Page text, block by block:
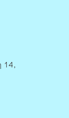
14,